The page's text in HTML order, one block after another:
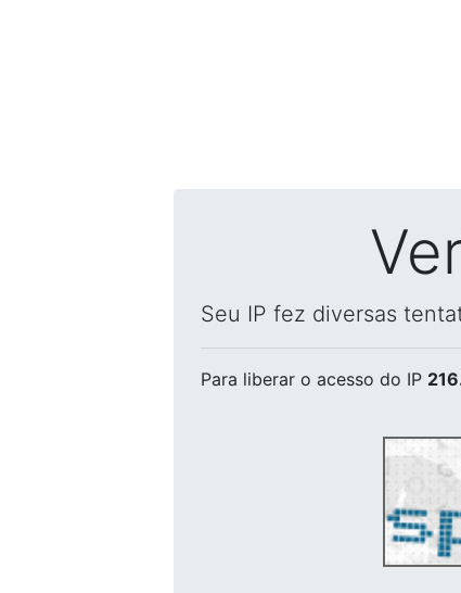
Seu IP fez diversas
Para liberar o acesso do IP